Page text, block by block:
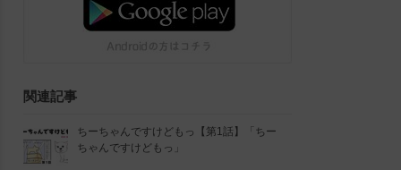
関連記事
ちーちゃんですけどもっ【第1話】「ちー
ちゃんですけどもっ」